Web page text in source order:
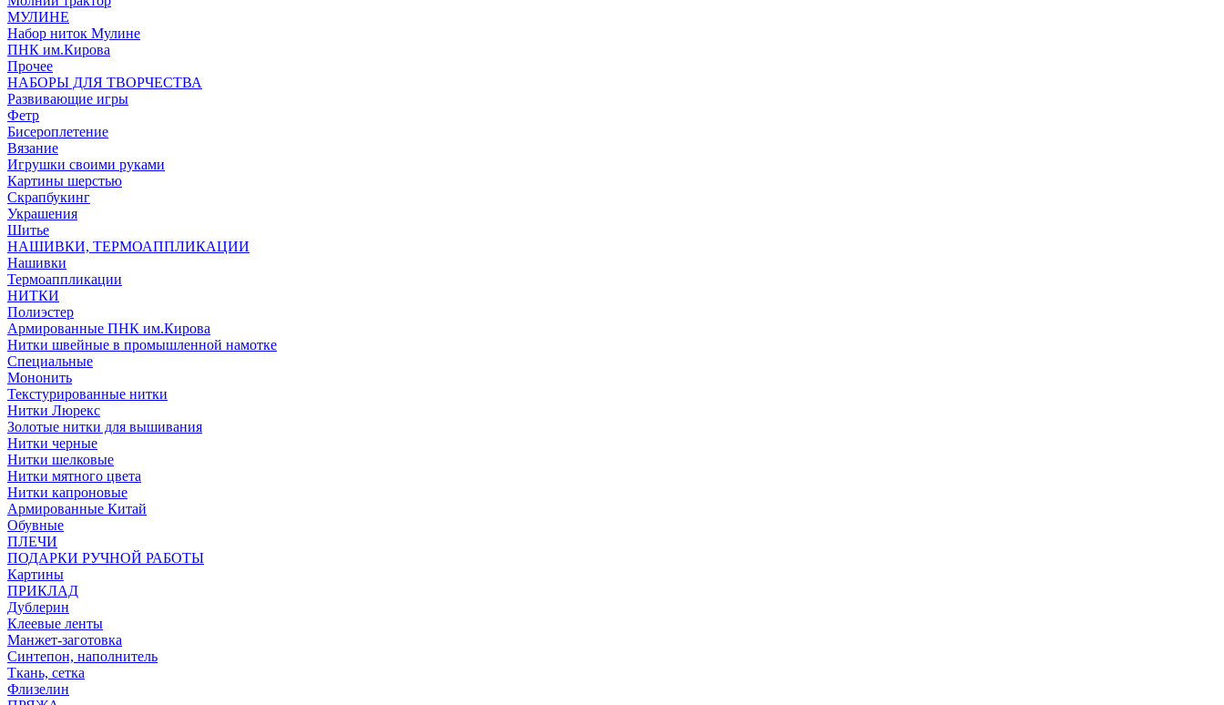
МУЛИНЕ
Набор ниток Мулине
ПНК им.Кирова
Прочее
НАБОРЫ ДЛЯ ТВОРЧЕСТВА
Развивающие игры
Фетр
Бисероплетение
Вязание
Игрушки своими руками
Картины шерстью
Скрапбукинг
Украшения
Шитье
НАШИВКИ, ТЕРМОАППЛИКАЦИИ
Нашивки
Термоаппликации
НИТКИ
Полиэстер
Армированные ПНК им.Кирова
Нитки швейные в промышленной намотке
Специальные
Мононить
Текстурированные нитки
Нитки Люрекс
Золотые нитки для вышивания
Нитки черные
Нитки шелковые
Нитки мятного цвета
Нитки капроновые
Армированные Китай
Обувные
ПЛЕЧИ
ПОДАРКИ РУЧНОЙ РАБОТЫ
Картины
ПРИКЛАД
Дублерин
Клеевые ленты
Манжет-заготовка
Синтепон, наполнитель
Ткань, сетка
Флизелин